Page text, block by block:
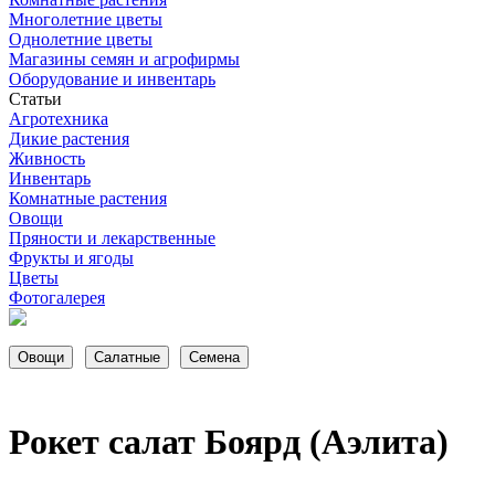
Многолетние цветы
Однолетние цветы
Магазины семян и агрофирмы
Оборудование и инвентарь
Статьи
Агротехника
Дикие растения
Живность
Инвентарь
Комнатные растения
Овощи
Пряности и лекарственные
Фрукты и ягоды
Цветы
Фотогалерея
Рокет салат Боярд (Аэлита)